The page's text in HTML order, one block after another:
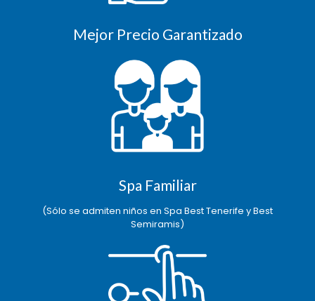
Mejor Precio Garantizado
Spa Familiar
(Sólo se admiten niños en Spa Best Tenerife y Best
Semiramis)